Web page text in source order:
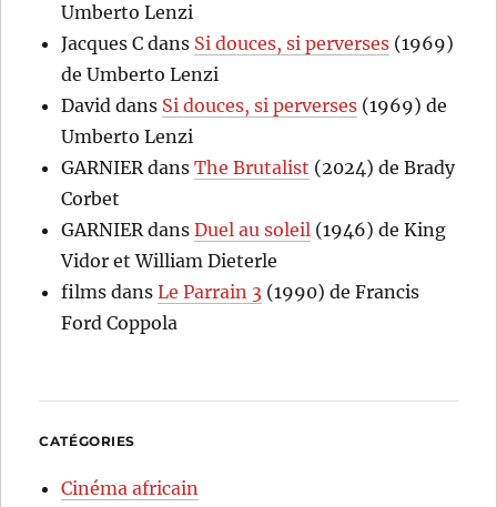
Umberto Lenzi
Jacques C dans Si douces, si perverses (1969)
de Umberto Lenzi
David dans Si douces, si perverses (1969) de
Umberto Lenzi
GARNIERdansThe Brutalist (2024) de Brady
Corbet
GARNIERdansDuel au soleil (1946) de King
Vidor et William Dieterle
films dansLe Parrain 3 (1990) de Francis
Ford Coppola
CATÉGORIES
Cinéma africain